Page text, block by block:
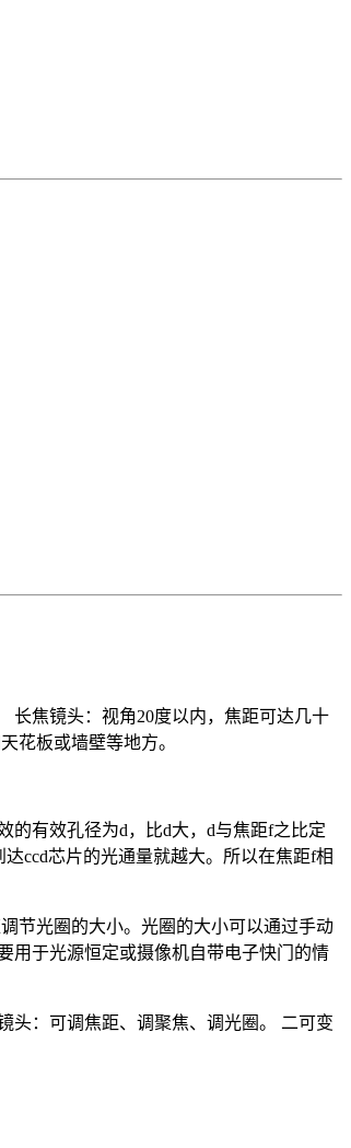
长焦镜头：视角20度以内，焦距可达几十
花板或墙壁等地方。
的有效孔径为d，比d大，d与焦距f之比定
ccd芯片的光通量就越大。所以在焦距f相
节光圈的大小。光圈的大小可以通过手动
用于光源恒定或摄像机自带电子快门的情
头：可调焦距、调聚焦、调光圈。 二可变